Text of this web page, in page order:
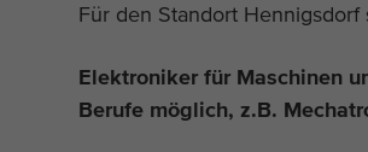
Für den Standort
Elektroniker für Maschinen
Berufe möglich, z.B.